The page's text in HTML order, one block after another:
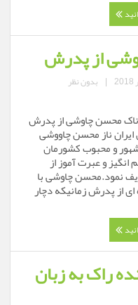
از پدرش
| بدون نظر
محسن چاوشی از پدرش
ناز محسن چاووشی
و محبوب کشورمان
انگیز و عبرت آموز از
نمود.محسن چاوشی با
ای از پدرش زمانیکه دچار
راک به زبان